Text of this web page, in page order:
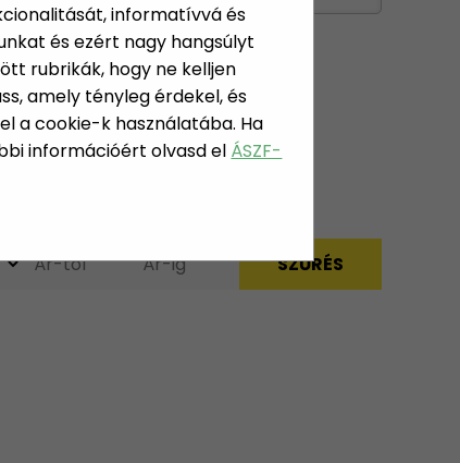
informatívvá és
és ezért nagy hangsúlyt
rubrikák, hogy ne kelljen
amely tényleg érdekel, és
a cookie-k használatába. Ha
információért olvasd el ÁSZF-